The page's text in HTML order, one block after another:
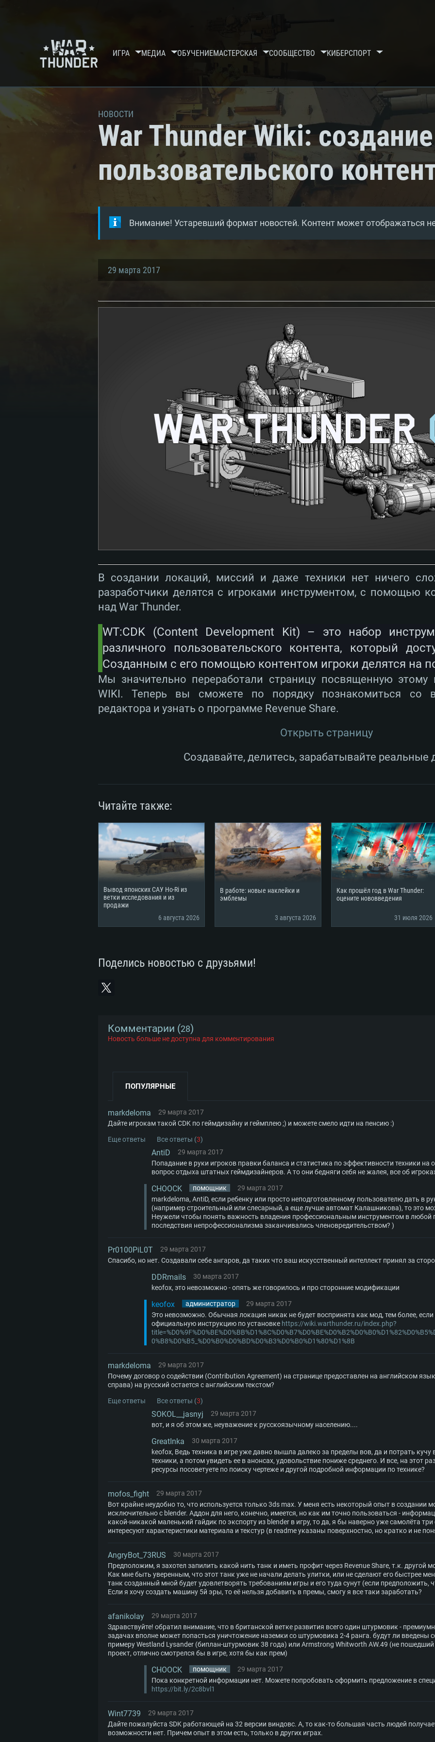
ИГРА МЕДИА ОБУЧЕНИЕМАСТЕРСКАЯ СООБЩЕСТВО КИБЕРСПОРТ
СИСТЕМНЫЕ
Для PC
ОС: Windows 10 (64 bit)
Оперативная память: 4 ГБ
Видеокарта с поддержкой DirectX версии 11:
AMD Radeon 77XX / NVIDIA GeForce GTX 660.
Минимальное поддерживаемое разрешение –
Сеть: Широкополосное подключение к
Место на жестком диске: 23.1 Гб
Видеокарта с
выше
Сеть:
Интернету
Место на
Операционная система: Mac OS Big Sur 11.0
Видеокарта: Intel Iris Pro 5200 (Mac) или
аналогичная видеокарта AMD/Nvidia для Mac
(минимальное поддерживаемое разрешение –
720p) с поддержкой Metal
Место на жестком диске: 23.1 Гб
Видеокарта:
Место на
Операционная система: Современные
Видеокарта: NVIDIA GeForce 660 со свежими
проприетарными драйверами (не старее 6
месяцев) / соответствующая серия AMD
Radeon со свежими проприетарными
драйверами (не старее 6 месяцев,
минимальное поддерживаемое разрешение -
720p) с поддержкой Vulkan
Место на жестком диске: 23.1 Гб
Видеокарта:
месяцев) с
Место на
НОВОСТИ
War Thunder Wiki: создание
пользовательского
Внимание! Устаревший формат новостей. Контент может отображаться
29 марта 2017
В создании локаций, миссий и даже техники нет ничего
разработчики делятся с игроками инструментом, с помощью
над War Thunder.
WT:CDK (Content Development Kit) – это набор
различного пользовательского контента, который
Созданным с его помощью контентом игроки делятся на
Мы значительно переработали страницу посвященную этому
WIKI. Теперь вы сможете по порядку познакомиться со
редактора и узнать о программе Revenue Share.
Открыть страницу
Создавайте, делитесь, зарабатывайте реальные
Читайте также:
Вывод японских САУ Ho-Ri из
ветки исследования и из
продажи
6 августа 2026
В работе: новые наклейки и
эмблемы
3 августа 2026
Как прошёл год в War Thunder:
оцените нововведения
31 июля 2026
Поделись новостью с друзьями!
Комментарии (28)
Новость больше не доступна для комментирования
ПОПУЛЯРНЫЕ
markdeloma 29 марта 2017
Дайте игрокам такой CDK по геймдизайну и геймплею ;) и можете смело идти на пенсию :)
Еще ответы Все ответы (3)
AntiD 29 марта 2017
Попадание в руки игроков правки баланса и статистика по эффективности техники
вопрос отдыха штатных геймдизайнеров. А то они бедняги себя не жалея, все об
CHOOCK помощник 29 марта 2017
markdeloma, AntiD, если ребенку или просто неподготовленному пользователю дать в
(например строительный или слесарный, а еще лучше автомат Калашникова), то это
Неужели чтобы понять важность владения профессиональным инструментом в любой
последствия непрофессионализма заканчивались членовредительством? )
Pr0100PiL0T 29 марта 2017
Спасибо, но нет. Создавали себе ангаров, да таких что ваш искусственный интеллект принял за
DDRmails 30 марта 2017
keofox, это невозможно - опять же говорилось и про сторонние модификации
keofox администратор 29 марта 2017
Это невозможно. Обычная локация никак не будет воспринята как мод, тем более,
официальную инструкцию по установке https://wiki.warthunder.ru/index.php?
0%B8%D0%B5_%D0%B0%D0%BD%D0%B3%D0%B0%D1%80%D1%8B
markdeloma 29 марта 2017
Почему договор о содействии (Contribution Agreement) на странице предоставлен на английском
справа) на русский остается с английским текстом?
Еще ответы Все ответы (3)
SOKOL__jasnyj 29 марта 2017
вот, и я об этом же, неуважение к русскоязычному населению....
GreatInka 30 марта 2017
keofox, Ведь техника в игре уже давно вышла далеко за пределы вов, да и потрать
техники, а потом увидеть ее в анонсах, удовольствие пониже среднего. И все, на этот
ресурсы посоветуете по поиску чертеже и другой подробной информации по технике?
mofos_fight 29 марта 2017
Вот крайне неудобно то, что используется только 3ds max. У меня есть некоторый опыт в создании
исключительно с blender. Аддон для него, конечно, имеется, но как им точно пользоваться -
какой-никакой маленький гайдик по экспорту из blender в игру, то да, я бы наверно уже самолёта
интересуют характеристики материала и текстур (в readme указаны поверхностно, но кратко и не
AngryBot_73RUS 30 марта 2017
Предположим, я захотел запилить какой нить танк и иметь профит через Revenue Share, т.к. другой
Как мне быть уверенным, что этот танк уже не начали делать улитки, или не сделают его быстрее
танк созданный мной будет удовлетворять требованиям игры и его туда сунут (если предположить,
Если я хочу создать машину 5й эры, то её нельзя добавить в премы, смогу я все таки заработать?
afanikolay 29 марта 2017
Здравствуйте! обратил внимание, что в британской ветке развития всего один штурмовик -
задачах вполне может попасться уничтожение наземки со штурмовика 2-4 ранга. будут ли
примеру Westland Lysander (биплан-штурмовик 38 года) или Armstrong Whitworth AW.49 (не
проект, отлично смотрелся бы в игре, хотя бы как прем)
CHOOCK помощник 29 марта 2017
Пока конкретной информации нет. Можете попробовать оформить предложение в
https://bit.ly/2c8bvl1
Wint7739 29 марта 2017
Дайте пожалуйста SDK работающей на 32 версии виндовс. А, то как-то большая часть людей
возможности нет. Причем опыт в этом есть, только в других играх.